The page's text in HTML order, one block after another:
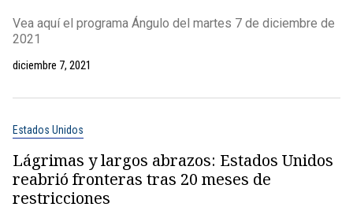
Vea aquí el programa Ángulo del martes 7 de diciembre de
2021
diciembre 7, 2021
Estados Unidos
Lágrimas y largos abrazos: Estados Unidos
reabrió fronteras tras 20 meses de
restricciones